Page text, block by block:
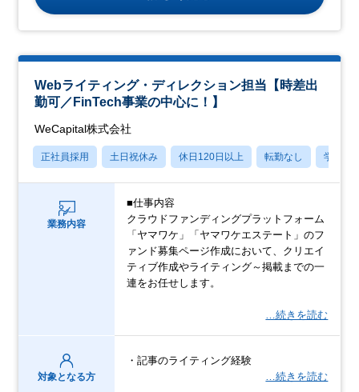
Webライティング・ディレクション担当【時差出
勤可／FinTech事業の中心に！】
WeCapital株式会社
正社員採用 土日祝休み 休日120日以上 転勤なし 学歴不
業務内容
■仕事内容
クラウドファンディングプラットフォーム
「ヤマワケ」「ヤマワケエステート」のフ
ァンド募集ページ作成において、クリエイ
ティブ作成やライティング～掲載までの一
連をお任せします。
…続きを読む
対象となる方
・記事のライティング経験
…続きを読む